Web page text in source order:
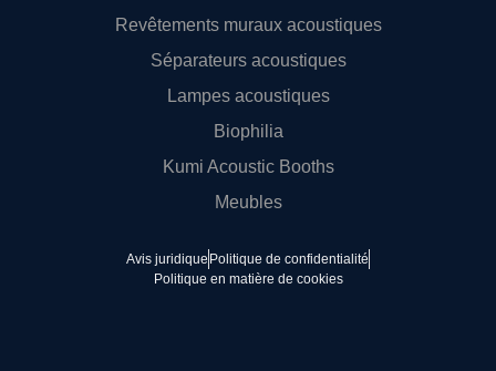
Revêtements muraux acoustiques
Séparateurs acoustiques
Lampes acoustiques
Biophilia
Kumi Acoustic Booths
Meubles
Avis juridique Politique de confidentialité
Politique en matière de cookies